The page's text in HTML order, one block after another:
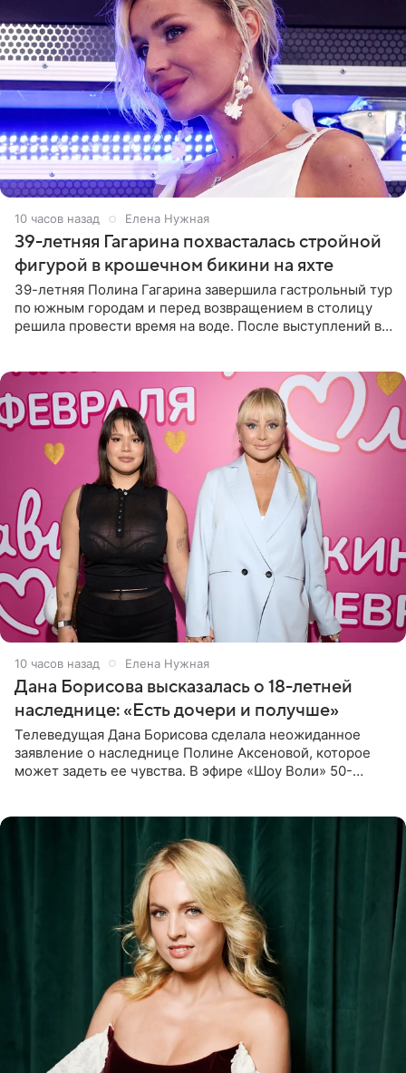
10 часов назад Елена Нужная
39-летняя Гагарина похвасталась стройной
фигурой в крошечном бикини на яхте
39-летняя Полина Гагарина завершила гастрольный тур
по южным городам и перед возвращением в столицу
решила провести время на воде. После выступлений в
10 часов назад Елена Нужная
Дана Борисова высказалась о 18-летней
наследнице: «Есть дочери и получше»
Телеведущая Дана Борисова сделала неожиданное
заявление о наследнице Полине Аксеновой, которое
может задеть ее чувства. В эфире «Шоу Воли» 50-